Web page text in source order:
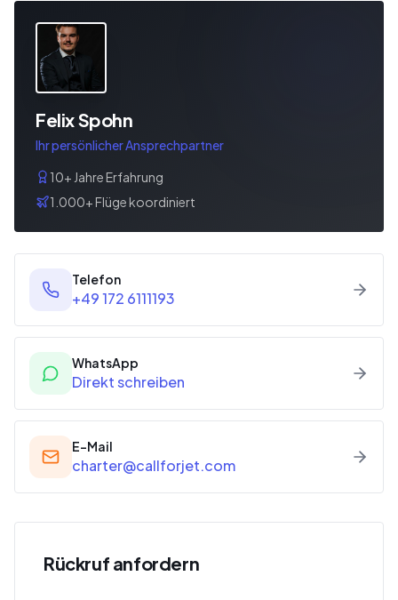
Felix Spohn
Ihr persönlicher Ansprechpartner
10+ Jahre Erfahrung
1.000+ Flüge koordiniert
Telefon
+49 172 6111193
WhatsApp
Direkt schreiben
E-Mail
charter@callforjet.com
Rückruf anfordern